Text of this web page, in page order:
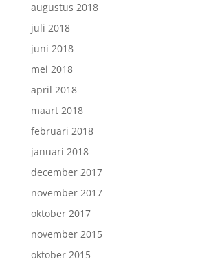
augustus 2018
juli 2018
juni 2018
mei 2018
april 2018
maart 2018
februari 2018
januari 2018
december 2017
november 2017
oktober 2017
november 2015
oktober 2015